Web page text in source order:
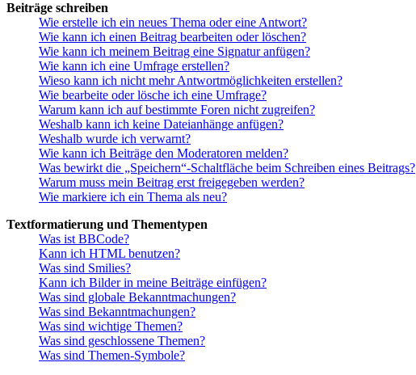
Beiträge schreiben
Wie erstelle ich ein neues Thema oder eine Antwort?
Wie kann ich einen Beitrag bearbeiten oder löschen?
Wie kann ich meinem Beitrag eine Signatur anfügen?
Wie kann ich eine Umfrage erstellen?
Wieso kann ich nicht mehr Antwortmöglichkeiten erstellen?
Wie bearbeite oder lösche ich eine Umfrage?
Warum kann ich auf bestimmte Foren nicht zugreifen?
Weshalb kann ich keine Dateianhänge anfügen?
Weshalb wurde ich verwarnt?
Wie kann ich Beiträge den Moderatoren melden?
Was bewirkt die „Speichern“-Schaltfläche beim Schreiben eines Beitrags?
Warum muss mein Beitrag erst freigegeben werden?
Wie markiere ich ein Thema als neu?
Textformatierung und Thementypen
Was ist BBCode?
Kann ich HTML benutzen?
Was sind Smilies?
Kann ich Bilder in meine Beiträge einfügen?
Was sind globale Bekanntmachungen?
Was sind Bekanntmachungen?
Was sind wichtige Themen?
Was sind geschlossene Themen?
Was sind Themen-Symbole?